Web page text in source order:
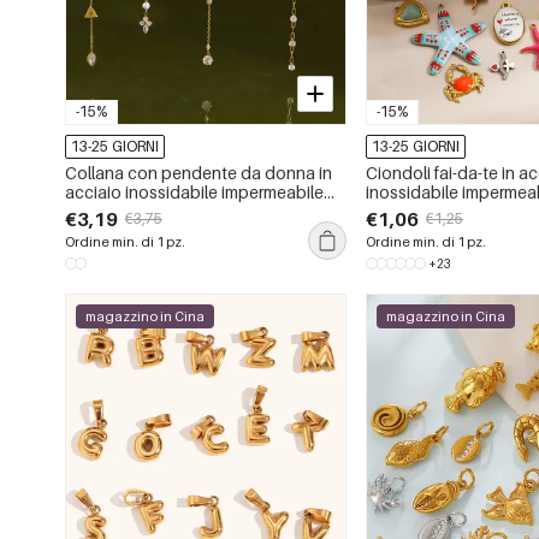
-15%
13-25 GIORNI
Collana con pendente da donna in
acciaio inossidabile impermeabile
color oro con zirconi
€3,19 €3,75
Ordine min. di 1 pz.
-15%
13-25 GIORNI
Ciondoli fai-da-te in
inossidabile
stile oceanico
€1,06 €1,25
Ordine min. di 1 pz.
+23
magazzino in Cina magazzino in Cina